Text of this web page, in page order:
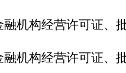
机构经营许可证、
机构经营许可证、